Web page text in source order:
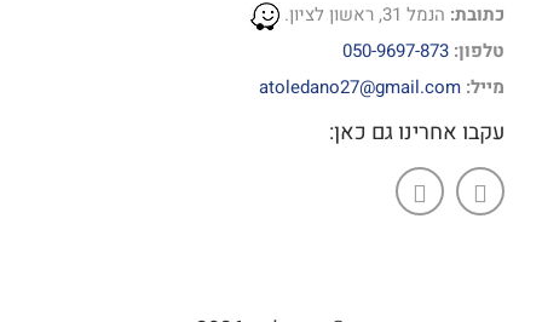
כתובת: הנמל 31, ראשון לציון.
טלפון: 050-9697-873
מייל: atoledano27@gmail.com
עקבו אחרינו גם כאן: